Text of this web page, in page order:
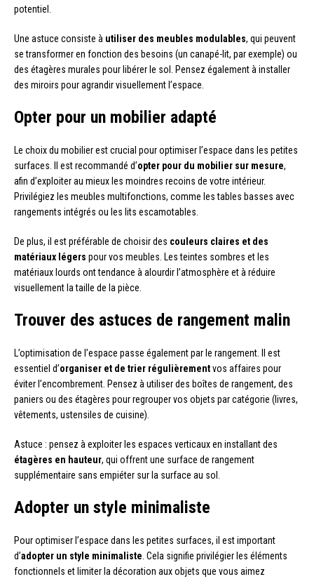
potentiel.
Une astuce consiste à utiliser des meubles modulables, qui peuvent
se transformer en fonction des besoins (un canapé-lit, par exemple) ou
des étagères murales pour libérer le sol. Pensez également à installer
des miroirs pour agrandir visuellement l’espace.
Opter pour un mobilier adapté
Le choix du mobilier est crucial pour optimiser l’espace dans les petites
surfaces. Il est recommandé d’opter pour du mobilier sur mesure,
afin d’exploiter au mieux les moindres recoins de votre intérieur.
Privilégiez les meubles multifonctions, comme les tables basses avec
rangements intégrés ou les lits escamotables.
De plus, il est préférable de choisir des couleurs claires et des
matériaux légers pour vos meubles. Les teintes sombres et les
matériaux lourds ont tendance à alourdir l’atmosphère et à réduire
visuellement la taille de la pièce.
Trouver des astuces de rangement malin
L’optimisation de l’espace passe également par le rangement. Il est
essentiel d’organiser et de trier régulièrementvos affaires pour
éviter l’encombrement. Pensez à utiliser des boîtes de rangement, des
paniers ou des étagères pour regrouper vos objets par catégorie (livres,
vêtements, ustensiles de cuisine).
Astuce : pensez à exploiter les espaces verticaux en installant des
étagères en hauteur, qui offrent une surface de rangement
supplémentaire sans empiéter sur la surface au sol.
Adopter un style minimaliste
Pour optimiser l’espace dans les petites surfaces, il est important
d’adopter un style minimaliste . Cela signifie privilégier les éléments
fonctionnels et limiter la décoration aux objets que vous aimez